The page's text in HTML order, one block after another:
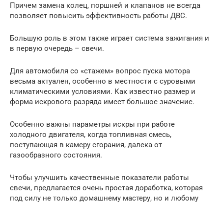
Причем замена колец, поршней и клапанов не всегда
позволяет повысить эффективность работы ДВС.
Большую роль в этом также играет система зажигания и
в первую очередь – свечи.
Для автомобиля со «стажем» вопрос пуска мотора
весьма актуален, особенно в местности с суровыми
климатическими условиями. Как известно размер и
форма искрового разряда имеет большое значение.
Особенно важны параметры искры при работе
холодного двигателя, когда топливная смесь,
поступающая в камеру сгорания, далека от
газообразного состояния.
Чтобы улучшить качественные показатели работы
свечи, предлагается очень простая доработка, которая
под силу не только домашнему мастеру, но и любому